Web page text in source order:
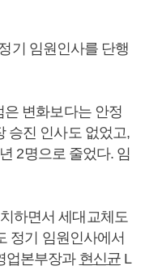
기 임원인사를 단행
변화보다는 안정
승진 인사도 없었고,
2명으로 줄었다. 임
하면서 세대교체도
정기 임원인사에서
업본부장과 현신균L